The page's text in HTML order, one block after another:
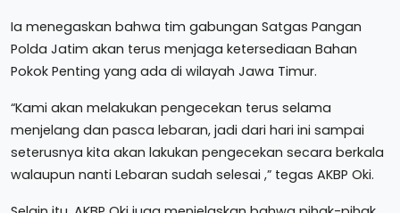
Ia menegaskan bahwa tim gabungan Satgas Pangan
Polda Jatim akan terus menjaga ketersediaan Bahan
Pokok Penting yang ada di wilayah Jawa Timur.
“Kami akan melakukan pengecekan terus selama
menjelang dan pasca lebaran, jadi dari hari ini sampai
seterusnya kita akan lakukan pengecekan secara berkala
walaupun nanti Lebaran sudah selesai ,” tegas AKBP Oki.